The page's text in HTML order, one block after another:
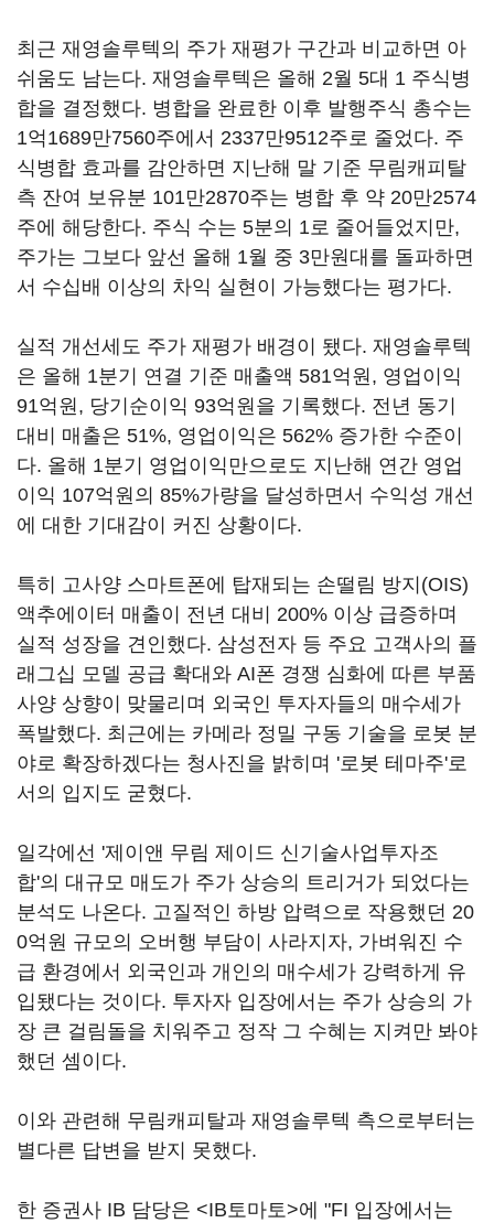
최근 재영솔루텍의 주가 재평가 구간과 비교하면 아
쉬움도 남는다. 재영솔루텍은 올해 2월 5대 1 주식병
합을 결정했다. 병합을 완료한 이후 발행주식 총수는
1억1689만7560주에서 2337만9512주로 줄었다. 주
식병합 효과를 감안하면 지난해 말 기준 무림캐피탈
측 잔여 보유분 101만2870주는 병합 후 약 20만2574
주에 해당한다. 주식 수는 5분의 1로 줄어들었지만,
주가는 그보다 앞선 올해 1월 중 3만원대를 돌파하면
서 수십배 이상의 차익 실현이 가능했다는 평가다.
실적 개선세도 주가 재평가 배경이 됐다. 재영솔루텍
은 올해 1분기 연결 기준 매출액 581억원, 영업이익
91억원, 당기순이익 93억원을 기록했다. 전년 동기
대비 매출은 51%, 영업이익은 562% 증가한 수준이
다. 올해 1분기 영업이익만으로도 지난해 연간 영업
이익 107억원의 85%가량을 달성하면서 수익성 개선
에 대한 기대감이 커진 상황이다.
특히 고사양 스마트폰에 탑재되는 손떨림 방지(OIS)
액추에이터 매출이 전년 대비 200% 이상 급증하며
실적 성장을 견인했다. 삼성전자 등 주요 고객사의 플
래그십 모델 공급 확대와 AI폰 경쟁 심화에 따른 부품
사양 상향이 맞물리며 외국인 투자자들의 매수세가
폭발했다. 최근에는 카메라 정밀 구동 기술을 로봇 분
야로 확장하겠다는 청사진을 밝히며 '로봇 테마주'로
서의 입지도 굳혔다.
일각에선 '제이앤 무림 제이드 신기술사업투자조
합'의 대규모 매도가 주가 상승의 트리거가 되었다는
분석도 나온다. 고질적인 하방 압력으로 작용했던 20
0억원 규모의 오버행 부담이 사라지자, 가벼워진 수
급 환경에서 외국인과 개인의 매수세가 강력하게 유
입됐다는 것이다. 투자자 입장에서는 주가 상승의 가
장 큰 걸림돌을 치워주고 정작 그 수혜는 지켜만 봐야
했던 셈이다.
이와 관련해 무림캐피탈과 재영솔루텍 측으로부터는
별다른 답변을 받지 못했다.
한 증권사 IB 담당은 <IB토마토>에 "FI 입장에서는